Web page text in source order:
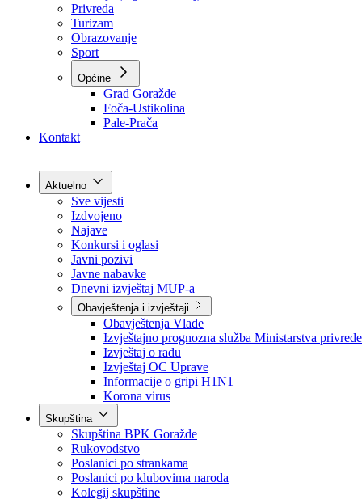
O kantonu
Simboli kantona (Grb, zastava)
Historija (digitalni muzej)
Privreda
Turizam
Obrazovanje
Sport
Općine
Kontakt
Aktuelno
Sve vijesti
Izdvojeno
Najave
Konkursi i oglasi
Javni pozivi
Javne nabavke
Dnevni izvještaj MUP-a
Obavještenja i izvještaji
Obavještenja Vlade
Izvještajno prognozna služba Ministarstva privrede
Izvještaj o radu
Izvještaj OC Uprave
Informacije o gripi H1N1
Korona virus
Skupština
Skupština BPK Goražde
Rukovodstvo